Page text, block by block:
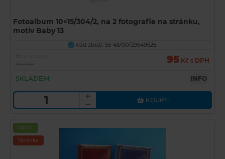
Fotoalbum 10×15/304/2, na 2 fotografie na stránku,
motiv Baby 13
U
Kód zboží: 55-45/00/29549526
95 Kč s DPH
SKLADEM INFO
KOUPIT
Akční
Novinka